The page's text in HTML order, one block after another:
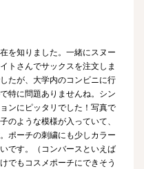
を知りました。一緒にスヌー
トさんでサックスを注文しま
たが、大学内のコンビニに行
特に問題ありませんね。シン
ンにピッタリでした！写真で
のような模様が入っていて、
ポーチの刺繍にも少しカラー
です。（コンバースといえば
でもコスメポーチにできそう